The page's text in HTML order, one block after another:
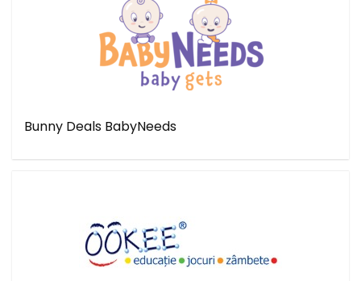
Bunny Deals BabyNeeds